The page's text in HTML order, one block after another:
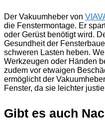
Der Vakuumheber von
die Fenstermontage. Er
oder Gerüst benötigt wird.
Gesundheit der
schweren Lasten heben.
Werkzeugen oder Händen
zudem vor etwaigen
ermöglicht der
Fenster, da sie leichter
Gibt es auch